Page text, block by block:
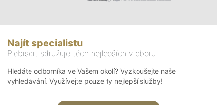
Najít specialistu
Plebiscit sdružuje těch nejlepších v oboru
Hledáte odborníka ve Vašem okolí? Vyzkoušejte naše
vyhledávání. Využívejte pouze ty nejlepší služby!